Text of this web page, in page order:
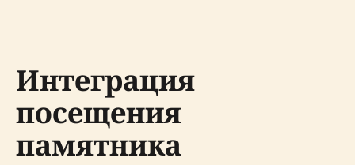
Интеграция
посещения
памятника